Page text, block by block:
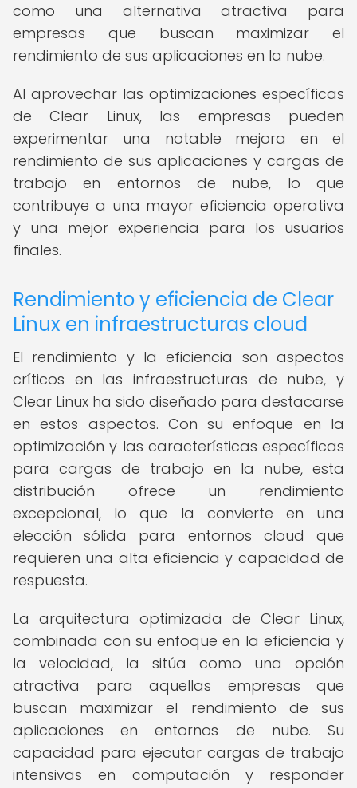
como una alternativa atractiva para
empresas que buscan maximizar el
rendimiento de sus aplicaciones en la nube.
Al aprovechar las optimizaciones específicas
de Clear Linux, las empresas pueden
experimentar una notable mejora en el
rendimiento de sus aplicaciones y cargas de
trabajo en entornos de nube, lo que
contribuye a una mayor eficiencia operativa
y una mejor experiencia para los usuarios
finales.
Rendimiento y eficiencia de Clear
Linux en infraestructuras cloud
El rendimiento y la eficiencia son aspectos
críticos en las infraestructuras de nube, y
Clear Linux ha sido diseñado para destacarse
en estos aspectos. Con su enfoque en la
optimización y las características específicas
para cargas de trabajo en la nube, esta
distribución ofrece un rendimiento
excepcional, lo que la convierte en una
elección sólida para entornos cloud que
requieren una alta eficiencia y capacidad de
respuesta.
La arquitectura optimizada de Clear Linux,
combinada con su enfoque en la eficiencia y
la velocidad, la sitúa como una opción
atractiva para aquellas empresas que
buscan maximizar el rendimiento de sus
aplicaciones en entornos de nube. Su
capacidad para ejecutar cargas de trabajo
intensivas en computación y responder